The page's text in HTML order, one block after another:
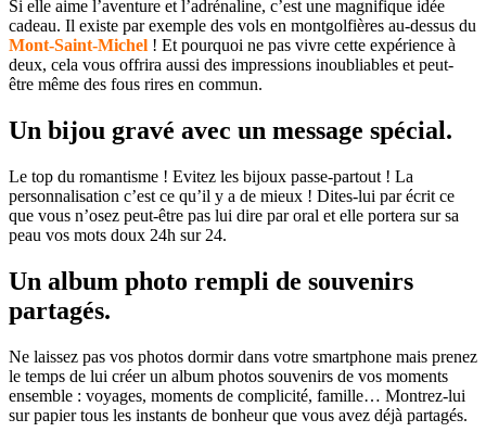
Si elle aime l’aventure et l’adrénaline, c’est une magnifique idée
cadeau. Il existe par exemple des vols en montgolfières au-dessus du
Mont-Saint-Michel ! Et pourquoi ne pas vivre cette expérience à
deux, cela vous offrira aussi des impressions inoubliables et peut-
être même des fous rires en commun.
Un bijou gravé avec un message spécial.
Le top du romantisme ! Evitez les bijoux passe-partout ! La
personnalisation c’est ce qu’il y a de mieux ! Dites-lui par écrit ce
que vous n’osez peut-être pas lui dire par oral et elle portera sur sa
peau vos mots doux 24h sur 24.
Un album photo rempli de souvenirs
partagés.
Ne laissez pas vos photos dormir dans votre smartphone mais prenez
le temps de lui créer un album photos souvenirs de vos moments
ensemble : voyages, moments de complicité, famille… Montrez-lui
sur papier tous les instants de bonheur que vous avez déjà partagés.